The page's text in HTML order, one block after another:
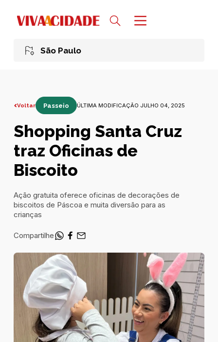
São Paulo
Voltar Passeio ÚLTIMA MODIFICAÇÃO JULHO 04, 2025
Shopping Santa Cruz
traz Oficinas de
Biscoito
Ação gratuita oferece oficinas de decorações de
biscoitos de Páscoa e muita diversão para as
crianças
Compartilhe